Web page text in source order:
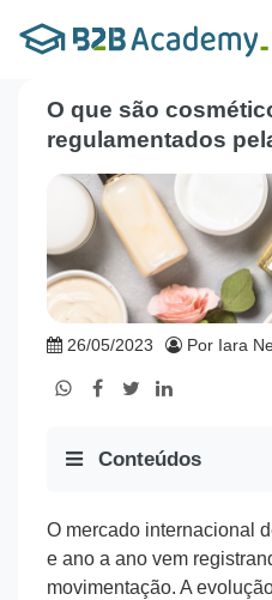
O que são
regulamentados
26/05/2023 Por Iara
Conteúdos
O mercado internacional
e ano a ano vem
movimentação. A